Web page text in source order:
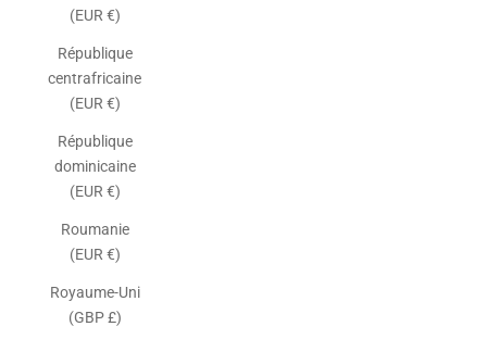
(EUR €)
République
centrafricaine
(EUR €)
République
dominicaine
(EUR €)
Roumanie
(EUR €)
Royaume-Uni
(GBP £)